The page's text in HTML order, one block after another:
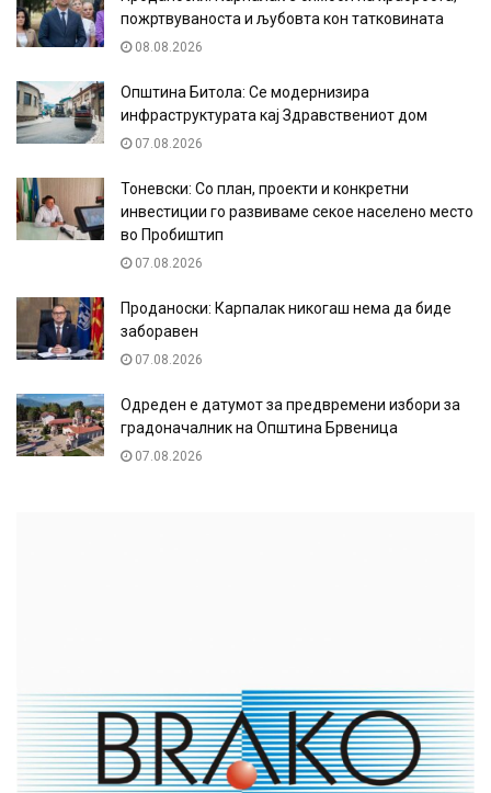
пожртвуваноста и љубовта кон татковината
08.08.2026
Општина Битола: Се модернизира
инфраструктурата кај Здравствениот дом
07.08.2026
Тоневски: Со план, проекти и конкретни
инвестиции го развиваме секое населено место
во Пробиштип
07.08.2026
Проданоски: Карпалак никогаш нема да биде
заборавен
07.08.2026
Одреден е датумот за предвремени избори за
градоначалник на Општина Брвеница
07.08.2026